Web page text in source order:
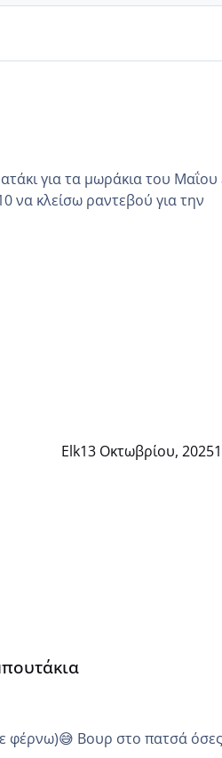
για τα μωράκια του Μαΐου εγώ
να κλείσω ραντεβού για την
Elk13 Οκτωβρίου, 2025
φέρνω)😅 Βουρ στο πατσά όσες